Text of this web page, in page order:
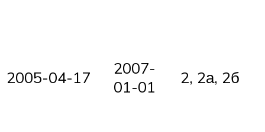
2005-04-17
2007-
01-01
2, 2а, 2б